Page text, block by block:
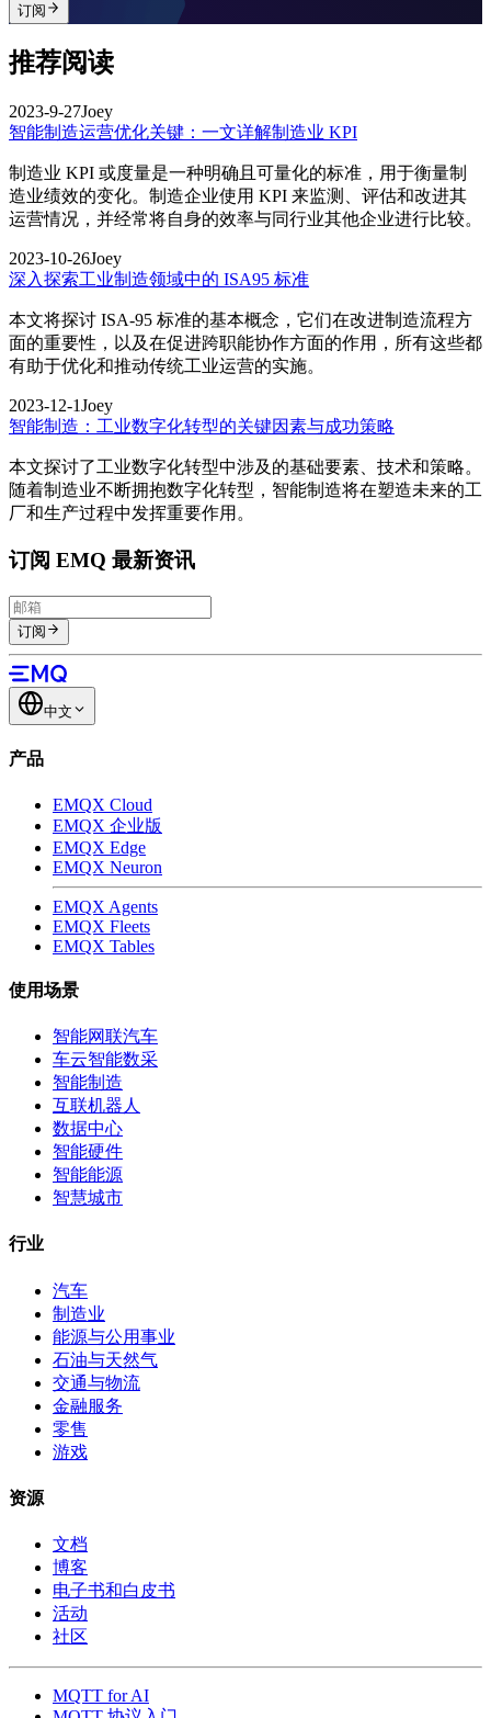
订阅
推荐阅读
2023-9-27Joey
智能制造运营优化关键：一文详解制造业 KPI
制造业 KPI 或度量是一种明确且可量化的标准，用于衡量制
造业绩效的变化。制造企业使用 KPI 来监测、评估和改进其
运营情况，并经常将自身的效率与同行业其他企业进行比较。
2023-10-26Joey
深入探索工业制造领域中的 ISA95 标准
本文将探讨 ISA-95 标准的基本概念，它们在改进制造流程方
面的重要性，以及在促进跨职能协作方面的作用，所有这些都
有助于优化和推动传统工业运营的实施。
2023-12-1Joey
智能制造：工业数字化转型的关键因素与成功策略
本文探讨了工业数字化转型中涉及的基础要素、技术和策略。
随着制造业不断拥抱数字化转型，智能制造将在塑造未来的工
厂和生产过程中发挥重要作用。
订阅 EMQ 最新资讯
订阅
中文
产品
EMQX Cloud
EMQX 企业版
EMQX Edge
EMQX Neuron
EMQX Agents
EMQX Fleets
EMQX Tables
使用场景
智能网联汽车
车云智能数采
智能制造
互联机器人
数据中心
智能硬件
智能能源
智慧城市
行业
汽车
制造业
能源与公用事业
石油与天然气
交通与物流
金融服务
零售
游戏
资源
文档
博客
电子书和白皮书
活动
社区
MQTT for AI